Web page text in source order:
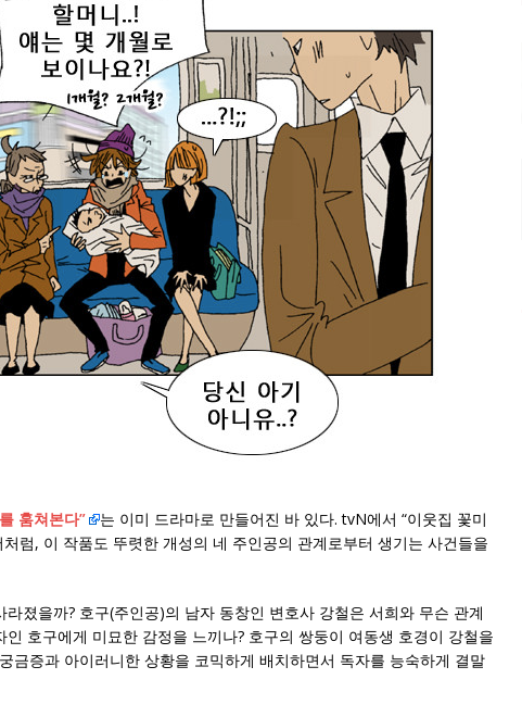
훔쳐본다”
는 이미 드라마로 만들어진 바 있다. tvN에서 “이웃집 꽃미
럼, 이 작품도 뚜렷한 개성의 네 주인공의 관계로부터 생기는 사건들을
졌을까? 호구(주인공)의 남자 동창인 변호사 강철은 서희와 무슨 관계
호구에게 미묘한 감정을 느끼나? 호구의 쌍둥이 여동생 호경이 강철을
금증과 아이러니한 상황을 코믹하게 배치하면서 독자를 능숙하게 결말